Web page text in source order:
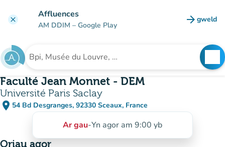
clear Affluences
AM DDIM – Google Play arrow_forward gweld
(tab
Chwilio am sefydliad
Faculté Jean Monnet - DEM
Université Paris Saclay
place 54 Bd Desgranges, 92330 Sceaux, France
(agor yn Google Maps)
(tab newydd)
Ar gau-Yn agor am 9:00 yb
Oriau agor